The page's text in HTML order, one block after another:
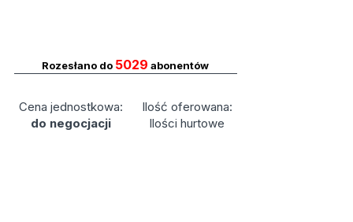
Rozesłano do 5029 abonentów
Cena jednostkowa:
do negocjacji
Ilość oferowana:
Ilości hurtowe